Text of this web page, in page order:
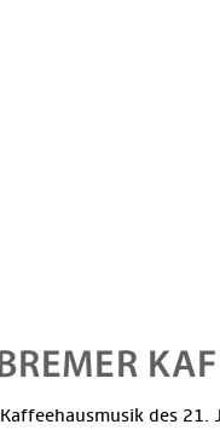
Kaffeehausmusik des 21.